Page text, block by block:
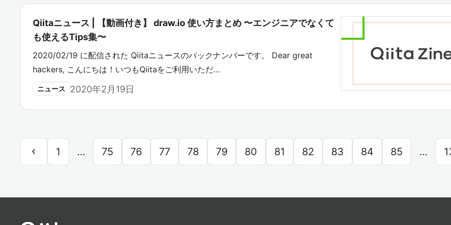
Qiitaニュース | 【動画付き】 draw.io 使い方まとめ 〜エンジニアでなくて
も使えるTips集〜
2020/02/19 に配信された Qiitaニュースのバックナンバーです。 Dear great
hackers, こんにちは！いつもQiitaをご利用いただ…
ニュース 2020年2月19日
chevron_left
前
1 … 75 76 77 78 79 80 81 82 83 84 85 …